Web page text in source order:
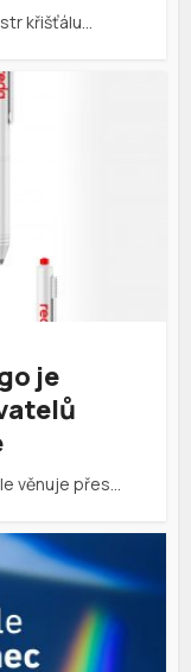
křišťálu…
je
věnuje přes…